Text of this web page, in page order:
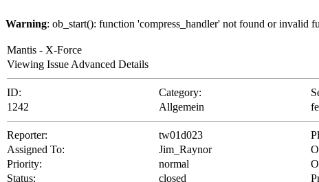
Warning: ob_start(): function 'compress_handler' not found or invalid
Mantis - X-Force
Viewing Issue Advanced Details
ID: Category:
1242
Allgemein
Reporter: tw01d023
Assigned To:
Jim_Raynor
Priority:
normal
Status:
closed